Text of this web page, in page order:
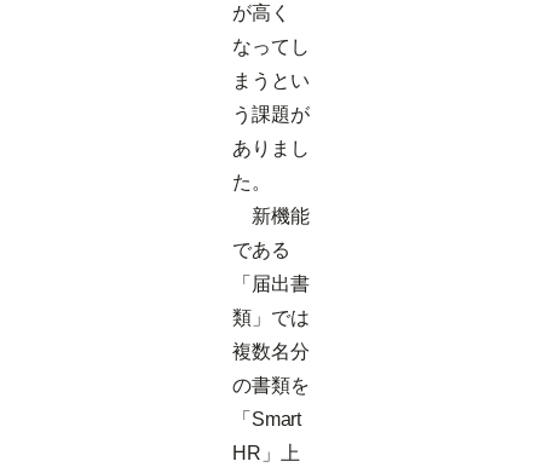
が高く
なってし
まうとい
う課題が
ありまし
た。
新機能
である
「届出書
類」では
複数名分
の書類を
「Smart
HR」上